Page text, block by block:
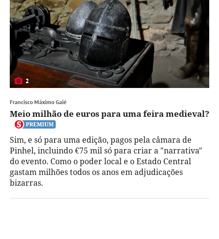
2
Francisco Máximo Gaié
Meio milhão de euros para uma feira medieval?
Sim, e só para uma edição, pagos pela câmara de
Pinhel, incluindo €75 mil só para criar a "narrativa"
do evento. Como o poder local e o Estado Central
gastam milhões todos os anos em adjudicações
bizarras.